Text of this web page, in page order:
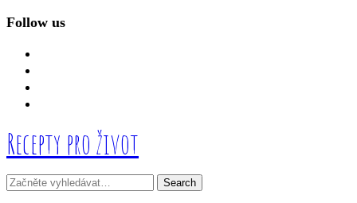
Follow us
Recepty pro život